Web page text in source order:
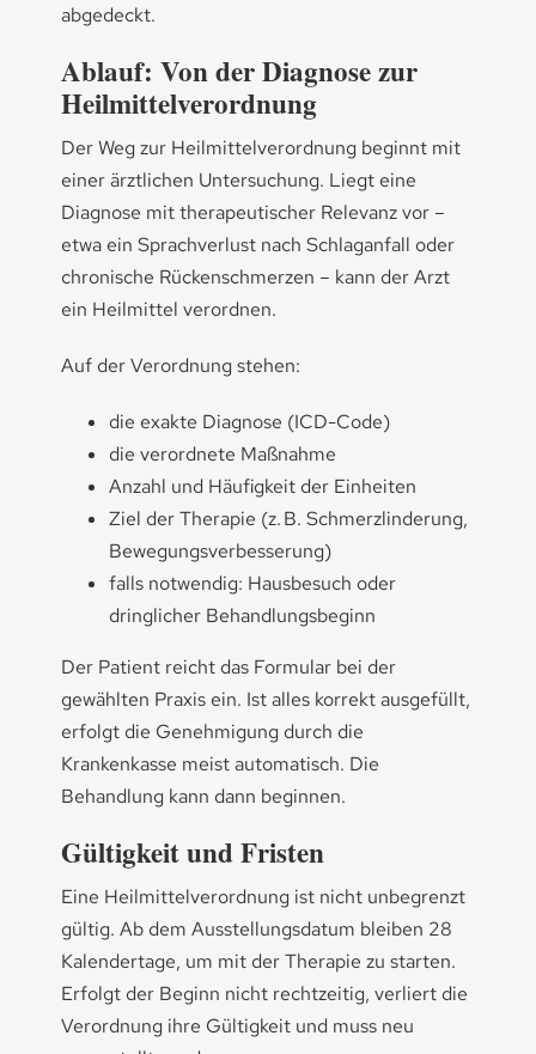
abgedeckt.
Ablauf: Von der Diagnose zur
Heilmittelverordnung
Der Weg zur Heilmittelverordnung beginnt mit
einer ärztlichen Untersuchung. Liegt eine
Diagnose mit therapeutischer Relevanz vor –
etwa ein Sprachverlust nach Schlaganfall oder
chronische Rückenschmerzen – kann der Arzt
ein Heilmittel verordnen.
Auf der Verordnung stehen:
die exakte Diagnose (ICD-Code)
die verordnete Maßnahme
Anzahl und Häufigkeit der Einheiten
Ziel der Therapie (z. B. Schmerzlinderung,
Bewegungsverbesserung)
falls notwendig: Hausbesuch oder
dringlicher Behandlungsbeginn
Der Patient reicht das Formular bei der
gewählten Praxis ein. Ist alles korrekt ausgefüllt,
erfolgt die Genehmigung durch die
Krankenkasse meist automatisch. Die
Behandlung kann dann beginnen.
Gültigkeit und Fristen
Eine Heilmittelverordnung ist nicht unbegrenzt
gültig. Ab dem Ausstellungsdatum bleiben 28
Kalendertage, um mit der Therapie zu starten.
Erfolgt der Beginn nicht rechtzeitig, verliert die
Verordnung ihre Gültigkeit und muss neu